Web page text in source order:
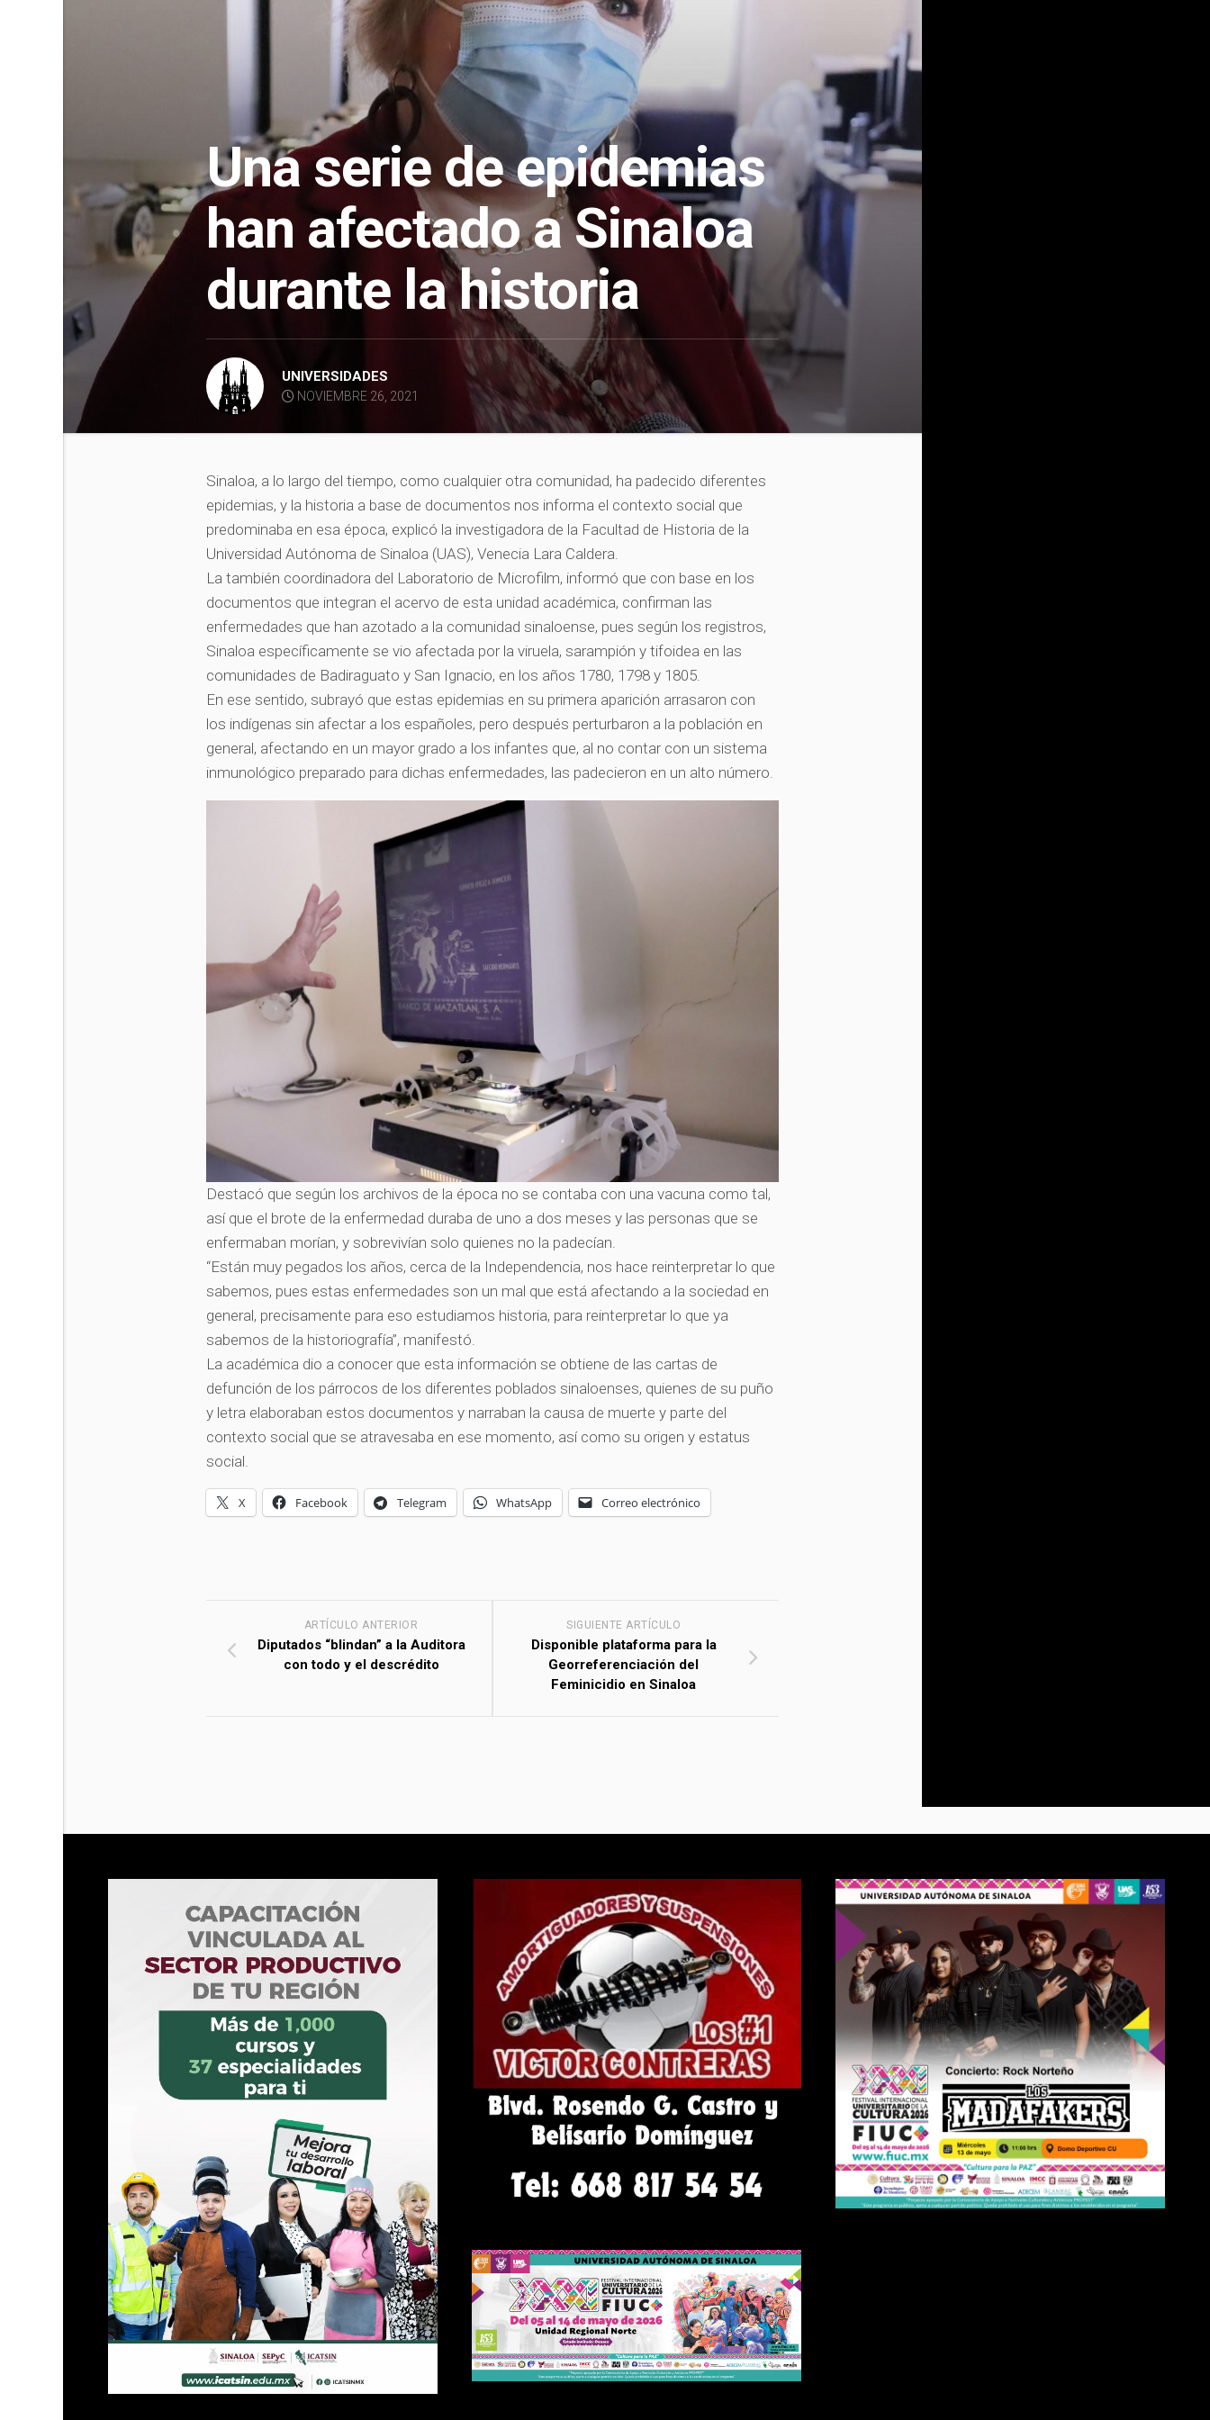
Una serie de epidemias
han afectado a Sinaloa
durante la historia
UNIVERSIDADES
NOVIEMBRE 26, 2021
Sinaloa, a lo largo del tiempo, como cualquier otra comunidad, ha padecido diferentes
epidemias, y la historia a base de documentos nos informa el contexto social que
predominaba en esa época, explicó la investigadora de la Facultad de Historia de la
Universidad Autónoma de Sinaloa (UAS), Venecia Lara Caldera.
La también coordinadora del Laboratorio de Microfilm, informó que con base en los
documentos que integran el acervo de esta unidad académica, confirman las
enfermedades que han azotado a la comunidad sinaloense, pues según los registros,
Sinaloa específicamente se vio afectada por la viruela, sarampión y tifoidea en las
comunidades de Badiraguato y San Ignacio, en los años 1780, 1798 y 1805.
En ese sentido, subrayó que estas epidemias en su primera aparición arrasaron con
los indígenas sin afectar a los españoles, pero después perturbaron a la población en
general, afectando en un mayor grado a los infantes que, al no contar con un sistema
inmunológico preparado para dichas enfermedades, las padecieron en un alto número.
Destacó que según los archivos de la época no se contaba con una vacuna como tal,
así que el brote de la enfermedad duraba de uno a dos meses y las personas que se
enfermaban morían, y sobrevivían solo quienes no la padecían.
“Están muy pegados los años, cerca de la Independencia, nos hace reinterpretar lo que
sabemos, pues estas enfermedades son un mal que está afectando a la sociedad en
general, precisamente para eso estudiamos historia, para reinterpretar lo que ya
sabemos de la historiografía”, manifestó.
La académica dio a conocer que esta información se obtiene de las cartas de
defunción de los párrocos de los diferentes poblados sinaloenses, quienes de su puño
y letra elaboraban estos documentos y narraban la causa de muerte y parte del
contexto social que se atravesaba en ese momento, así como su origen y estatus
social.
X Facebook Telegram WhatsApp Correo electrónico
SIGUIENTE ARTÍCULO
Disponible plataforma para la
Georreferenciación del
Feminicidio en Sinaloa
ARTÍCULO ANTERIOR
Diputados “blindan” a la Auditora
con todo y el descrédito